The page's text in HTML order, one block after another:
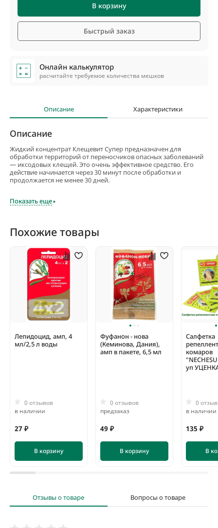
В корзину
Быстрый заказ
Онлайн калькулятор
расчитайте требуемое количества мешков
Описание Характеристики
Описание
Жидкий концентрат Клещевит Супер предназначен для
обработки территорий от переносчиков опасных заболеваний
— иксодовых клещей. Это очень эффективное средство. Его
действие начинается через 30 минут после обработки и
продолжается не менее 30 дней.
раствор — 5 мл препарата разводят в 1-2 литрах воды. Этого
проводить ранней весной, сразу после того, как сошел снег.
Именно в этот период клещи особенно активны.
Существует ряд ограничений для использования этого
средства. В частности, им нельзя обрабатывать детские
площадки и земли, на которых выращиваются любые
сельскохозяйственные культуры. Средство токсично для пчел,
поэтому не рекомендуется проведение обработки во время их
лета и в непосредственной близости от пасеки. При проведении
обработки нужно соблюдать стандартные для всех пестицидов
меры предосторожности: не пить, не принимать пищу, не
курить, обязательно использовать специальную защитную
одежду.
Показать еще
Похожие товары
Лепидоцид, амп, 4
мл/2,5 л воды
0 отзывов
в наличии
27 ₽
В корзину
Фуфанон - нова
(Кеминова, Дания),
амп в пакете, 6,5 мл
0 отзывов
предзаказ
49 ₽
В корзину
Салфетка
комаров
уп
0
в наличии
135 ₽
В
Отзывы о товаре Вопросы о товаре